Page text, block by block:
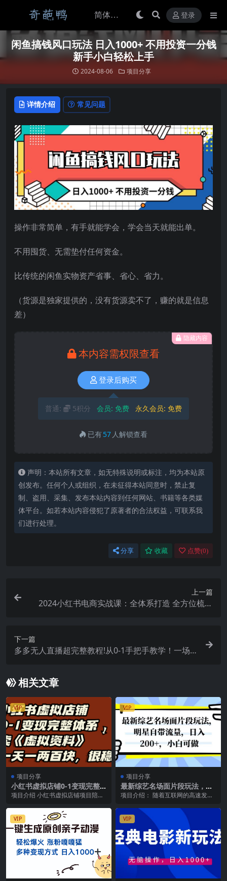
登录
闲鱼搞钱风口玩法 日入1000+ 不用投资一分钱
新手小白轻松上手
2024-08-06 项目分享
详情介绍 常见问题
操作非常简单，有手就能学会，学会当天就能出单。
不用囤货、无需垫付任何资金。
比传统的闲鱼实物资产省事、省心、省力。
（货源是独家提供的，没有货源卖不了，赚的就是信息
差）
隐藏内容
本内容需权限查看
登录后购买
普通: 5积分 会员: 免费 永久会员: 免费
已有57 人解锁查看
声明：本站所有文章，如无特殊说明或标注，均为本站原
创发布。任何个人或组织，在未征得本站同意时，禁止复
制、盗用、采集、发布本站内容到任何网站、书籍等各类媒
体平台。如若本站内容侵犯了原著者的合法权益，可联系我
们进行处理。
分享 收藏 点赞(0)
上一篇
2024小红书电商实战课：全体系打造 全方位梳理
下一篇
多多无人直播超完整教程!从0-1手把手教学！一场
相关文章
VIP
项目分享
小红书虚拟店铺0-1变现完整
体系：虚拟资料，一天一两百
项目介绍 小红书虚拟店铺项目陪
是在小红书开店铺出售...
VIP
项目分享
最新综艺名场面片段玩法，明
星自带流量，日入200 ，小白
项目介绍： 随着互联网的高速发
人们获取娱乐信息的主...
VIP VIP